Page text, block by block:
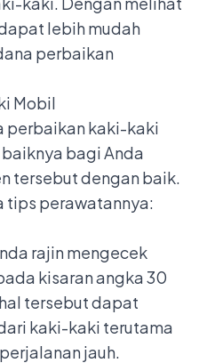
lebih mudah
perbaikan
Mobil
perbaikan kaki-kaki
bagi Anda
tersebut dengan baik.
tips perawatannya:
rajin mengecek
kisaran angka 30
tersebut dapat
kaki-kaki terutama
jauh.